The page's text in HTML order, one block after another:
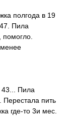
полгода в 19
Пила
43... Пила
пить
где-то 3и мес.